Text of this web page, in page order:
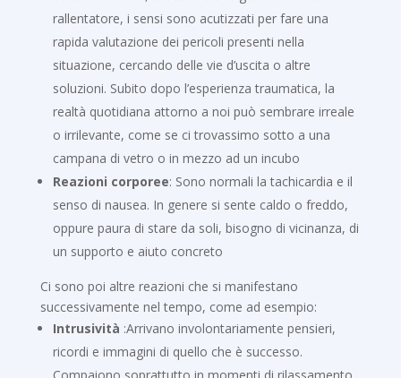
rallentatore, i sensi sono acutizzati per fare una
rapida valutazione dei pericoli presenti nella
situazione, cercando delle vie d’uscita o altre
soluzioni. Subito dopo l’esperienza traumatica, la
realtà quotidiana attorno a noi può sembrare irreale
o irrilevante, come se ci trovassimo sotto a una
campana di vetro o in mezzo ad un incubo
Reazioni corporee: Sono normali la tachicardia e il
senso di nausea. In genere si sente caldo o freddo,
oppure paura di stare da soli, bisogno di vicinanza, di
un supporto e aiuto concreto
Ci sono poi altre reazioni che si manifestano
successivamente nel tempo, come ad esempio:
Intrusività :Arrivano involontariamente pensieri,
ricordi e immagini di quello che è successo.
Compaiono soprattutto in momenti di rilassamento,